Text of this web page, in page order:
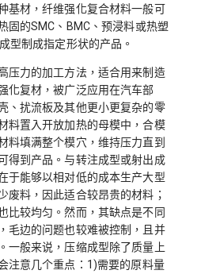
基材，纤维强化复合材料一般可
固的SMC、BMC、预浸料或热塑
型制成指定形状的产品。
压力的加工方法，适合用来制造
化复材，被广泛应用在汽车部
、扰流板及其他更小更复杂的零
料置入开放加热的母模中，合模
料填满整个模穴，维持压力直到
得到产品。与转注成型或射出成
于能够以相对低的成本生产大型
废料，因此适合较昂贵的材料；
比较均匀。然而，其缺点是不同
毛边的问题也较难被控制，且并
一般来说，压缩成型除了质量上
注意几个重点：1)需要的原料量